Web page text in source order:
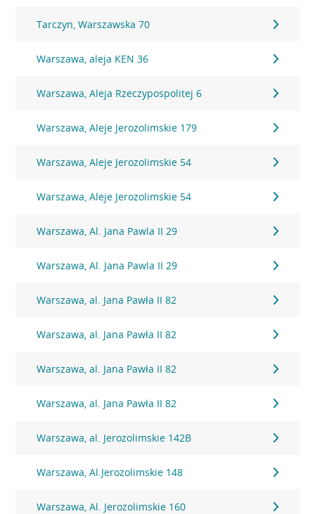
Tarczyn, Warszawska 70
Warszawa, aleja KEN 36
Warszawa, Aleja Rzeczypospolitej 6
Warszawa, Aleje Jerozolimskie 179
Warszawa, Aleje Jerozolimskie 54
Warszawa, Aleje Jerozolimskie 54
Warszawa, Al. Jana Pawla II 29
Warszawa, Al. Jana Pawla II 29
Warszawa, al. Jana Pawła II 82
Warszawa, al. Jana Pawła II 82
Warszawa, al. Jana Pawła II 82
Warszawa, al. Jana Pawła II 82
Warszawa, al. Jerozolimskie 142B
Warszawa, Al.Jerozolimskie 148
Warszawa, Al. Jerozolimskie 160